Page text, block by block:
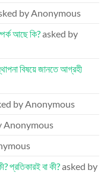
by Anonymous
আছে কি?asked by
বিষয়ে জানতে আগ্রহী
by Anonymous
Anonymous
প্রতিকারই বা কী?asked by